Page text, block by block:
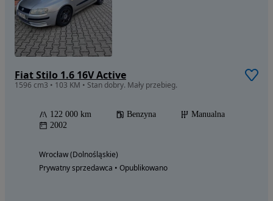
Fiat Stilo 1.6 16V Active
1596 cm3 • 103 KM • Stan dobry. Mały przebieg.
122 000 km Benzyna
Manualna
2002
Wrocław (Dolnośląskie)
Prywatny sprzedawca • Opublikowano